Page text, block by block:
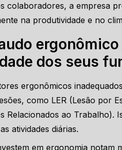
colaboradores, a empresa
na produtividade e no
dos seus
ergonômicos
como LER (Lesão por
Relacionados ao Trabalho).
atividades diárias.
em ergonomia